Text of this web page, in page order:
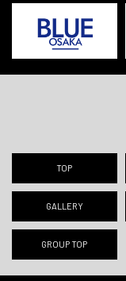
TOP
GALLERY
GROUP TOP